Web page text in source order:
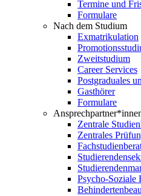
Termine und
Formulare
Nach dem Studium
Exmatrikulation
Zweitstudium
Career Services
Postgraduales
Gasthörer
Formulare
Zentrale
Zentrales
Psycho-Soziale